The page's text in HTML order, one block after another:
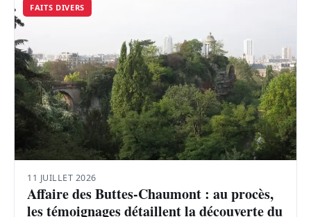
FAITS DIVERS
11 JUILLET 2026
Affaire des Buttes-Chaumont : au procès,
les témoignages détaillent la découverte du